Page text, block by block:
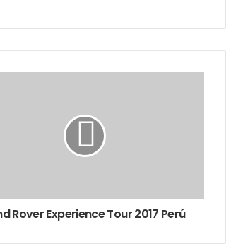
Rover Experience Tour 2017 Perú